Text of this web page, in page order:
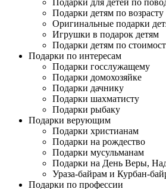
Подарки для детей по
Подарки детям по возрасту
Оригинальные подарки
Игрушки в подарок детям
Подарки детям по
Подарки по интересам
Подарки госслужащему
Подарки домохозяйке
Подарки дачнику
Подарки шахматисту
Подарки рыбаку
Подарки верующим
Подарки христианам
Подарки на рождество
Подарки мусульманам
Подарки на День Веры,
Ураза-байрам и Курбан-
Подарки по профессии